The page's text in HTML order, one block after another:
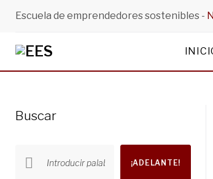
Saltar
contenido
Escuela de emprendedores sostenibles -
Buscar
por:
¡ADELANTE!